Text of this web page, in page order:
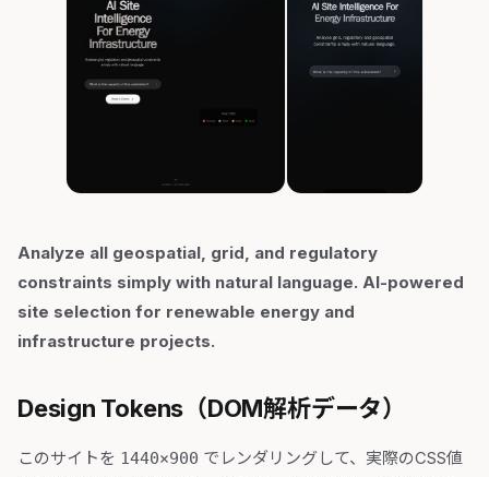
Analyze all geospatial, grid, and regulatory
constraints simply with natural language. AI-powered
site selection for renewable energy and
infrastructure projects.
Design Tokens（DOM解析データ）
このサイトを 1440×900 でレンダリングして、実際のCSS値